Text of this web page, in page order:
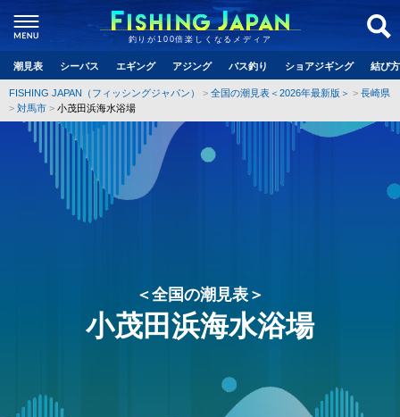
釣りが100倍楽しくなるメディア
潮見表 シーバス エギング アジング バス釣り ショアジギング 結び
FISHING JAPAN（フィッシングジャパン） 全国の潮見表＜2026年最新版＞
長崎県
対馬市
小茂田浜海水浴場
＜全国の潮見表＞
小茂田浜海水浴場